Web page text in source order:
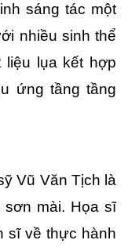
sáng tác một
nhiều sinh thể
liệu lụa kết hợp
ứng tầng tầng
Vũ Văn Tịch là
sơn mài. Họa sĩ
sĩ về thực hành